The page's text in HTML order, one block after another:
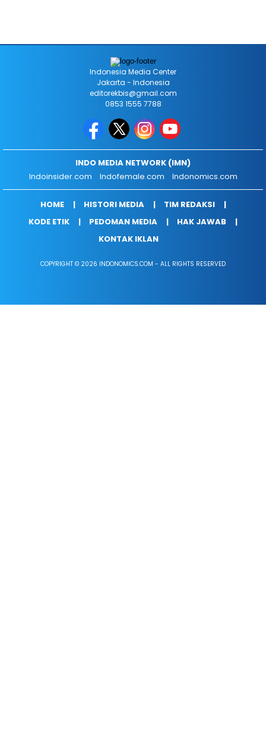
Indonesia Media Center
Jakarta - Indonesia
editorekbis@gmail.com
0853 1555 7788
INDO MEDIA NETWORK (IMN)
Indoinsider.com
Indofemale.com Indonomics.com
HOME HISTORI MEDIA
TIM REDAKSI
KODE ETIK
PEDOMAN MEDIA
HAK JAWAB
KONTAK IKLAN
COPYRIGHT © 2026 INDONOMICS.COM - ALL RIGHTS RESERVED